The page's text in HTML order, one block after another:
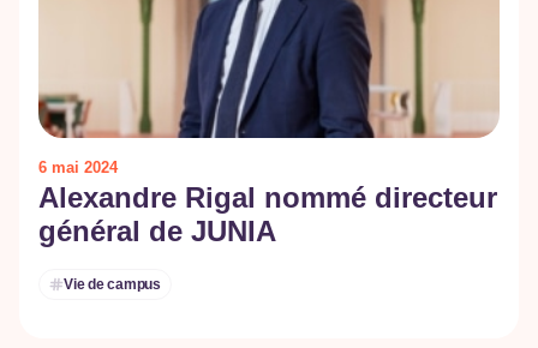
6 mai 2024
Alexandre Rigal nommé directeur
général de JUNIA
Vie de campus